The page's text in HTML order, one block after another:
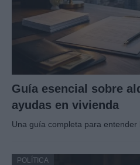
Guía esencial sobre
ayudas en vivienda
Una guía completa para entender
POLÍTICA